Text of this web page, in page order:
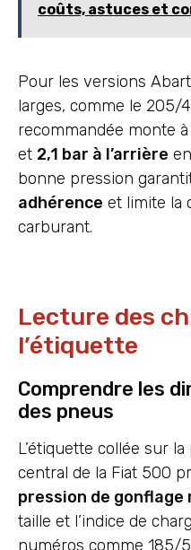
coûts, astuces et
Pour les versions
larges, comme le 205/
recommandée monte
et 2,1 bar à l’arrière
bonne pression
adhérence et limite la
carburant.
Lecture des
l’étiquette
Comprendre les
des pneus
L’étiquette collée sur
central de la Fiat 500
pression de gonflage
taille et l’indice de
numéros comme 185/